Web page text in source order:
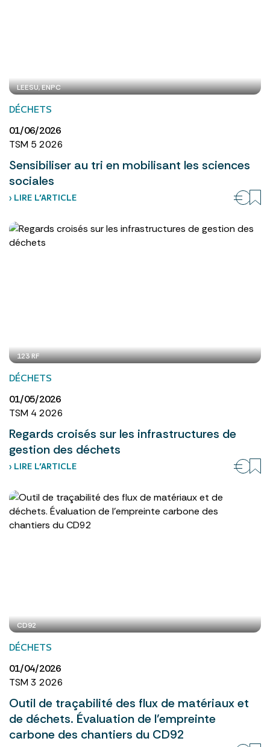
LEESU, ENPC
DÉCHETS
01/06/2026
TSM 5 2026
Sensibiliser au tri en mobilisant les sciences
sociales
› LIRE L’ARTICLE
123 RF
DÉCHETS
01/05/2026
TSM 4 2026
Regards croisés sur les infrastructures de
gestion des déchets
› LIRE L’ARTICLE
CD92
DÉCHETS
01/04/2026
TSM 3 2026
Outil de traçabilité des flux de matériaux et
de déchets. Évaluation de l’empreinte
carbone des chantiers du CD92